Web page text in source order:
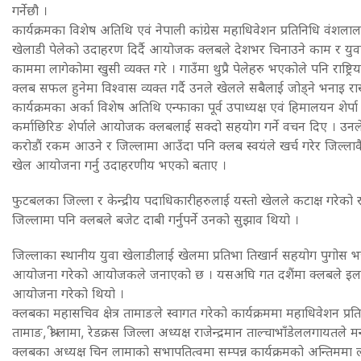
गर्नेछौ ।
कार्यक्रमका विशेष अतिथि एवं नेपाली कांग्रेस महाधिवेशन प्रतिनिधि
खेलाडी पेलेको उदाहरण दिर्दै आयोजक क्लबले देशभर चिनाउने काम र
काममा लागेकोमा खुसी व्यक्त गरे । गाउँमा थुप्रै पेलेहरु भएकोले पनि
क्लब सफल हुनेमा विश्वास व्यक्त गर्दै उनले खेलले सबैलाई जोड्ने भनाइ
कार्यक्रमका अर्का विशेष अतिथि एन्फाका पूर्व उपाध्यक्ष एवं हिमालयन
कर्माछिरिङ शेर्पाले आयोजक क्लबलाई सक्दो सहयोग गर्ने वचन दिए ।
करोडौं रकम आउने र जिल्लामा आउँदा पनि क्लब स्वयंले खर्च गरेर जिल्लाकै
खेल आयोजना गर्नु उदाहरणीय भएको बताए ।
फुटबलका जिल्ला र केन्द्रीय पदाधिकारीहरुलाई यस्तो खेलले कटाक्ष गरेको
जिल्लामा पनि क्लबले बजेट दाबी गर्नुपर्ने उनको सुझाव थियो ।
जिल्लाका स्थानीय युवा खेलाडीलाई खेलमा प्रतिभा तिखार्न सहयोग पुगोस
आयोजना गरेको आयोजकले जनाएको छ । यसअघि गत दशैंमा क्लबले
आयोजना गरेको थियो ।
क्लबका महासचिव क्षेत्र तामाङले स्वागत गरेको कार्यक्रममा महाधिवेशन
तामाङ, श्री लामा, रेडक्रस जिल्ला अध्यक्ष राजेन्द्रमान ताल्चाभाँडेललगायतले
क्लबका अध्यक्ष चिन लामाको सभापतित्वमा सम्पन्न कार्यक्रमको अन्तिममा